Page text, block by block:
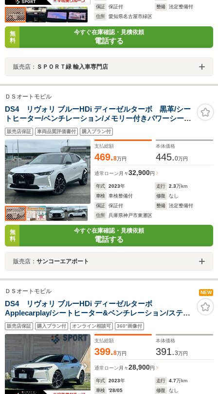
保証 保証付 整備
法定整備付
住所
愛知県名古屋市緑区
無
料
今すぐ在庫確認・見積依頼
電話する
販売店： ＳＰＯＲＴ緑 輸入車専門店
ＤＳオートモビル
DS4 リヴォリ ブルーHDi ディーゼルターボ 黒革/シー
トヒーター/ベンチレーション/メモリー付きパワーシート/
ヘッドアップディスプレイ/全方位カメラ/ワイヤレス充電/
ブラインドスポットモニター/
販売店保証 車両品質評価書付 購入プラン付
支払総額
469.8万円
本体価格
445.0万円
通常ローン 月々32,900円
年式 2023年 走行 2.3万km
車検
車検整備付 修復
なし
保証
保証付 整備
法定整備付
住所
兵庫県神戸市東灘区
無
料
今すぐ在庫確認・見積依頼
電話する
販売店： サンコーエアポート
ＤＳオートモビル NEW
DS4 リヴォリ ブルーHDi ディーゼルターボ
Applecarplay/シートヒーター&ベンチレーション/ステア
リングヒーター/電動リアゲート/ヘッドアップディスプレ
イ/デジタルインナーミラー/ブラインドスポットモニター/
ワイヤレス充電
販売店保証 購入プラン付 オンライン相談可 360°画像付
支払総額
399.8万円
本体価格
391.3万円
通常ローン 月々28,900円
年式 2023年 走行 4.7万km
車検
'28/05 修復
なし